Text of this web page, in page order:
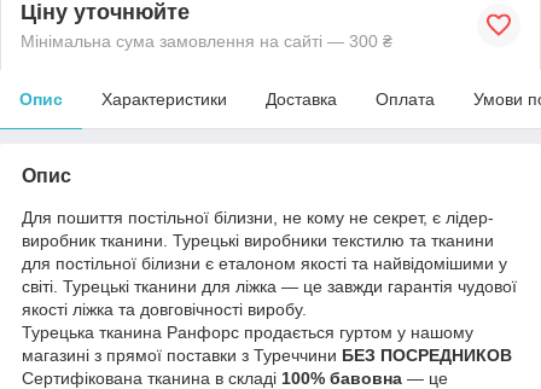
Ціну уточнюйте
Мінімальна сума замовлення на сайті — 300 ₴
Опис Характеристики Доставка Оплата Умови
Опис
Для пошиття постільної білизни, не кому не секрет, є лідер-
виробник тканини. Турецькі виробники текстилю та тканини
для постільної білизни є еталоном якості та найвідомішими у
світі. Турецькі тканини для ліжка — це завжди гарантія чудової
якості ліжка та довговічності виробу.
Турецька тканина Ранфорс продається гуртом у нашому
магазині з прямої поставки з Туреччини БЕЗ ПОСРЕДНИКОВ
Сертифікована тканина в складі 100% бавовна — це